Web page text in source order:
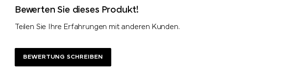
Bewerten Sie dieses Produkt!
Teilen Sie Ihre Erfahrungen mit anderen Kunden.
BEWERTUNG SCHREIBEN